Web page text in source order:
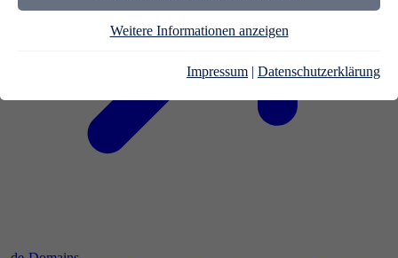
Weitere Informationen anzeigen
Impressum | Datenschutzerklärung